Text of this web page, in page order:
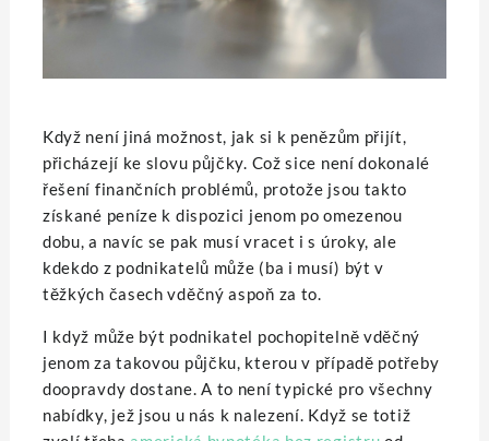
Když není jiná možnost, jak si k penězům přijít,
přicházejí ke slovu půjčky. Což sice není dokonalé
řešení finančních problémů, protože jsou takto
získané peníze k dispozici jenom po omezenou
dobu, a navíc se pak musí vracet i s úroky, ale
kdekdo z podnikatelů může (ba i musí) být v
těžkých časech vděčný aspoň za to.
I když může být podnikatel pochopitelně vděčný
jenom za takovou půjčku, kterou v případě potřeby
doopravdy dostane. A to není typické pro všechny
nabídky, jež jsou u nás k nalezení. Když se totiž